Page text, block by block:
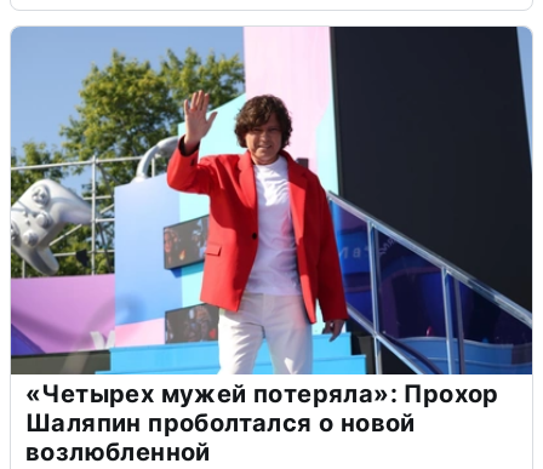
«Четырех мужей потеряла»: Прохор
Шаляпин проболтался о новой
возлюбленной